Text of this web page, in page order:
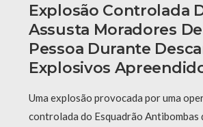
Explosão Controlada
Assusta Moradores
Pessoa Durante
Explosivos
Uma explosão provocada por uma
controlada do Esquadrão Antibombas